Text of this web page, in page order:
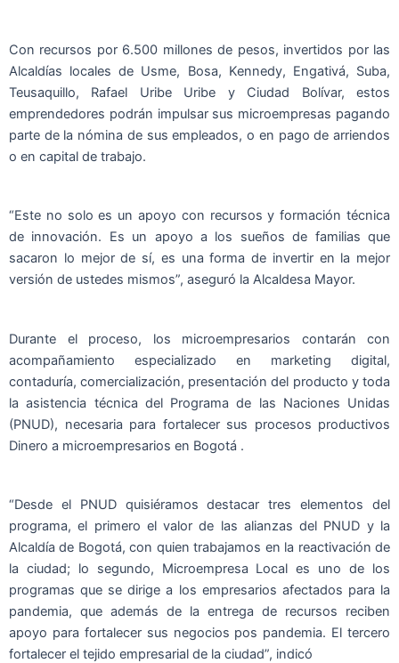
Con recursos por 6.500 millones de pesos, invertidos por las
Alcaldías locales de Usme, Bosa, Kennedy, Engativá, Suba,
Teusaquillo, Rafael Uribe Uribe y Ciudad Bolívar, estos
emprendedores podrán impulsar sus microempresas pagando
parte de la nómina de sus empleados, o en pago de arriendos
o en capital de trabajo.
“Este no solo es un apoyo con recursos y formación técnica
de innovación. Es un apoyo a los sueños de familias que
sacaron lo mejor de sí, es una forma de invertir en la mejor
versión de ustedes mismos”, aseguró la Alcaldesa Mayor.
Durante el proceso, los microempresarios contarán con
acompañamiento especializado en marketing digital,
contaduría, comercialización, presentación del producto y toda
la asistencia técnica del Programa de las Naciones Unidas
(PNUD), necesaria para fortalecer sus procesos productivos
Dinero a microempresarios en Bogotá .
“Desde el PNUD quisiéramos destacar tres elementos del
programa, el primero el valor de las alianzas del PNUD y la
Alcaldía de Bogotá, con quien trabajamos en la reactivación de
la ciudad; lo segundo, Microempresa Local es uno de los
programas que se dirige a los empresarios afectados para la
pandemia, que además de la entrega de recursos reciben
apoyo para fortalecer sus negocios pos pandemia. El tercero
fortalecer el tejido empresarial de la ciudad”, indicó